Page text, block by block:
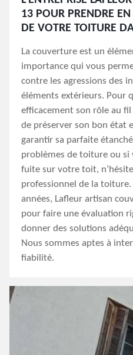
13 POUR PRENDRE
DE VOTRE TOITURE
La couverture est un
importance qui vous
contre les agressions des
éléments extérieurs. Pour
efficacement son rôle au
de préserver son bon état
garantir sa parfaite
problèmes de toiture ou si
fuite sur votre toit,
professionnel de la
années, Lafleur artisan
pour faire une évaluation
donner des solutions
Nous sommes aptes à
fiabilité.